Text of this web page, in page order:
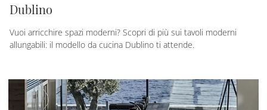
Dublino
Vuoi arricchire spazi moderni? Scopri di più sui tavoli moderni
allungabili: il modello da cucina Dublino ti attende.